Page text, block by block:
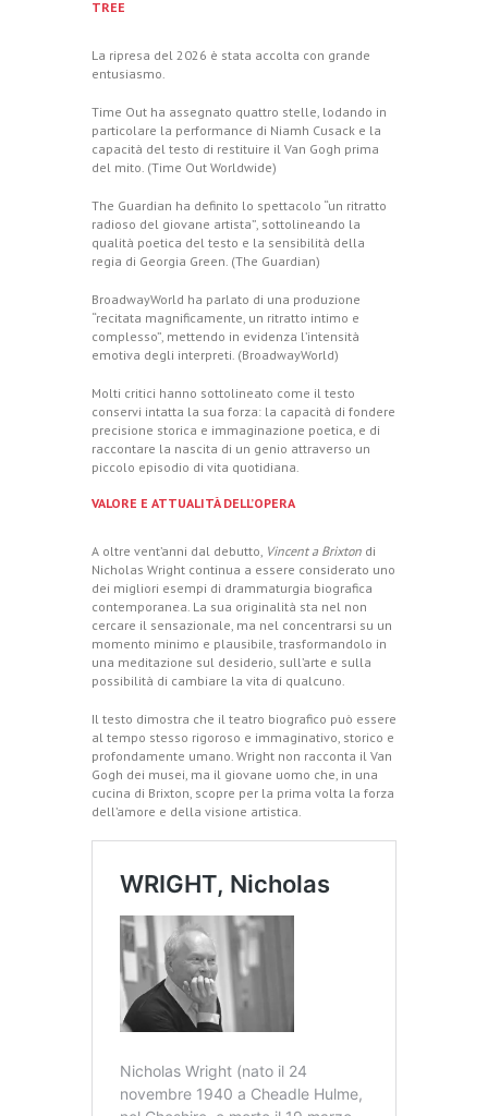
TREE
La ripresa del 2026 è stata accolta con grande
entusiasmo.
Time Out ha assegnato quattro stelle, lodando in
particolare la performance di Niamh Cusack e la
capacità del testo di restituire il Van Gogh prima
del mito. (Time Out Worldwide)
The Guardian ha definito lo spettacolo “un ritratto
radioso del giovane artista”, sottolineando la
qualità poetica del testo e la sensibilità della
regia di Georgia Green. (The Guardian)
BroadwayWorld ha parlato di una produzione
“recitata magnificamente, un ritratto intimo e
complesso”, mettendo in evidenza l’intensità
emotiva degli interpreti. (BroadwayWorld)
Molti critici hanno sottolineato come il testo
conservi intatta la sua forza: la capacità di fondere
precisione storica e immaginazione poetica, e di
raccontare la nascita di un genio attraverso un
piccolo episodio di vita quotidiana.
VALORE E ATTUALITÀ DELL’OPERA
A oltre vent’anni dal debutto, Vincent a Brixton di
Nicholas Wright continua a essere considerato uno
dei migliori esempi di drammaturgia biografica
contemporanea. La sua originalità sta nel non
cercare il sensazionale, ma nel concentrarsi su un
momento minimo e plausibile, trasformandolo in
una meditazione sul desiderio, sull’arte e sulla
possibilità di cambiare la vita di qualcuno.
Il testo dimostra che il teatro biografico può essere
al tempo stesso rigoroso e immaginativo, storico e
profondamente umano. Wright non racconta il Van
Gogh dei musei, ma il giovane uomo che, in una
cucina di Brixton, scopre per la prima volta la forza
dell’amore e della visione artistica.